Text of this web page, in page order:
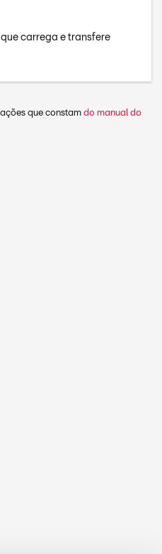
que carrega e transfere
que constamdo manual do